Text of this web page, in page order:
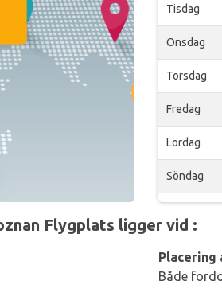
Tisdag
Onsdag
Torsdag
Fredag
Lördag
Söndag
Flygplats ligger vid :
Placering
Både